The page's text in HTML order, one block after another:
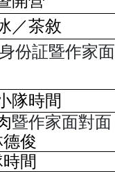
／茶敘
份証暨作家面
隊時間
暨作家面對面
德俊
間